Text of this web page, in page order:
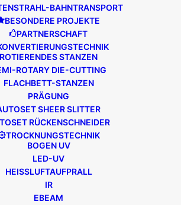
BAHNTRANSPORT
BESONDERE PROJEKTE
PARTNERSCHAFT
ROTIERENDES STANZEN
ROTARY DIE-CUTTING
FLACHBETT-STANZEN
PRÄGUNG
SHEER SLITTER
RÜCKENSCHNEIDER
TROCKNUNGSTECHNIK
BOGEN UV
LED-UV
HEISSLUFTAUFPRALL
IR
EBEAM
Phoenix Colour